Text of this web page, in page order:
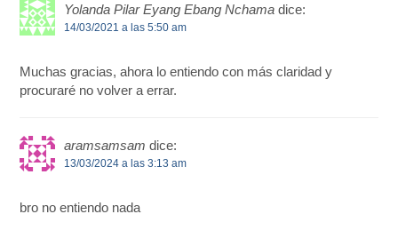
Yolanda Pilar Eyang Ebang Nchama dice:
14/03/2021 a las 5:50 am
Muchas gracias, ahora lo entiendo con más claridad y
procuraré no volver a errar.
aramsamsam dice:
13/03/2024 a las 3:13 am
bro no entiendo nada